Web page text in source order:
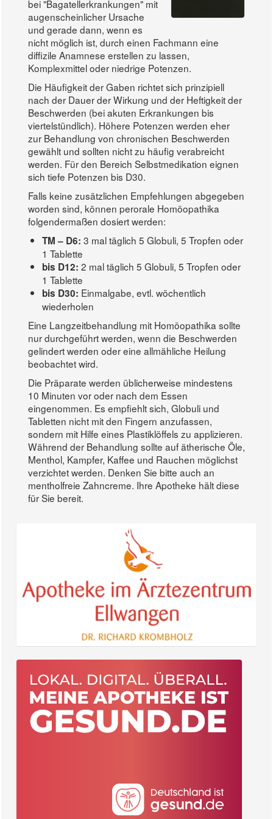
bei "Bagatellerkrankungen" mit
augenscheinlicher Ursache
und gerade dann, wenn es
nicht möglich ist, durch einen Fachmann eine
diffizile Anamnese erstellen zu lassen,
Komplexmittel oder niedrige Potenzen.
Die Häufigkeit der Gaben richtet sich prinzipiell
nach der Dauer der Wirkung und der Heftigkeit der
Beschwerden (bei akuten Erkrankungen bis
viertelstündlich). Höhere Potenzen werden eher
zur Behandlung von chronischen Beschwerden
gewählt und sollten nicht zu häufig verabreicht
werden. Für den Bereich Selbstmedikation eignen
sich tiefe Potenzen bis D30.
Falls keine zusätzlichen Empfehlungen abgegeben
worden sind, können perorale Homöopathika
folgendermaßen dosiert werden:
TM – D6: 3 mal täglich 5 Globuli, 5 Tropfen oder
1 Tablette
bis D12: 2 mal täglich 5 Globuli, 5 Tropfen oder
1 Tablette
bis D30: Einmalgabe, evtl. wöchentlich
wiederholen
Eine Langzeitbehandlung mit Homöopathika sollte
nur durchgeführt werden, wenn die Beschwerden
gelindert werden oder eine allmähliche Heilung
beobachtet wird.
Die Präparate werden üblicherweise mindestens
10 Minuten vor oder nach dem Essen
eingenommen. Es empfiehlt sich, Globuli und
Tabletten nicht mit den Fingern anzufassen,
sondern mit Hilfe eines Plastiklöffels zu applizieren.
Während der Behandlung sollte auf ätherische Öle,
Menthol, Kampfer, Kaffee und Rauchen möglichst
verzichtet werden. Denken Sie bitte auch an
mentholfreie Zahncreme. Ihre Apotheke hält diese
für Sie bereit.